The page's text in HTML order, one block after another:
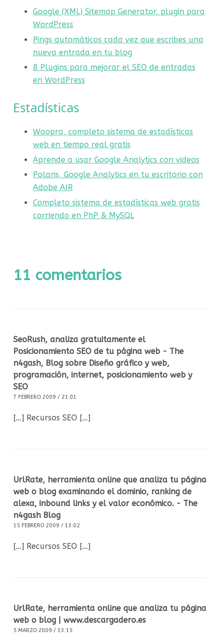
Google (XML) Sitemap Generator, plugin para
WordPress
Pings automáticos cada vez que escribes una
nueva entrada en tu blog
8 Plugins para mejorar el SEO de entradas
en WordPress
Estadísticas
Woopra, completo sistema de estadísticas
web en tiempo real gratis
Aprende a usar Google Analytics con videos
Polaris, Google Analytics en tu escritorio con
Adobe AIR
Completo sistema de estadísticas web gratis
corriendo en PhP & MySQL
11 comentarios
SeoRush, analiza gratuitamente el
Posicionamiento SEO de tu página web - The
n4gash, Blog sobre Diseño gráfico y web,
programación, internet, posicionamiento web y
SEO
7 FEBRERO 2009 / 21:01
[…] Recursos SEO […]
UrlRate, herramienta online que analiza tu página
web o blog examinando el dominio, ranking de
alexa, inbound links y el valor económico. - The
n4gash Blog
15 FEBRERO 2009 / 13:02
[…] Recursos SEO […]
UrlRate, herramienta online que analiza tu página
web o blog | www.descargadero.es
5 MARZO 2009 / 13:15